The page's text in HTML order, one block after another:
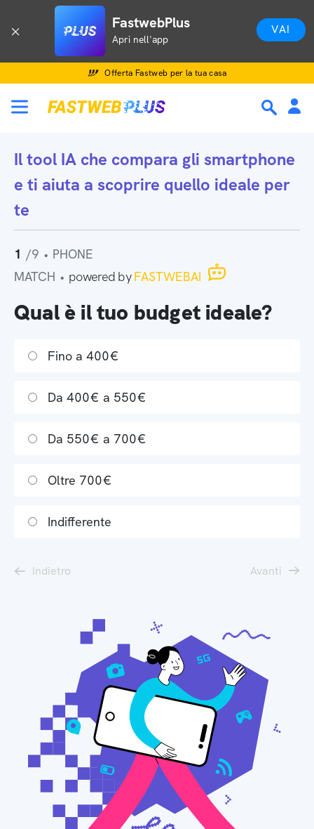
FastwebPlus
Apri nell'app
VAI
Offerta Fastweb per la tua casa
Il tool IA che compara gli smartphone
e ti aiuta a scoprire quello ideale per
te
1 /9 • PHONE
MATCH • powered byFASTWEBAI
Qual è il tuo budget ideale?
Fino a 400€
Da 400€ a 550€
Da 550€ a 700€
Oltre 700€
Indifferente
Indietro Avanti